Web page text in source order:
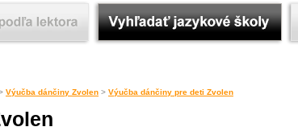
Výučba dánčiny Zvolen > Výučba dánčiny pre deti Zvolen